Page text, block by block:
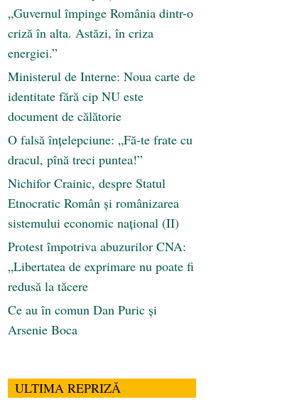
„Guvernul împinge România dintr-o
criză în alta. Astăzi, în criza
energiei.”
Ministerul de Interne: Noua carte de
identitate fără cip NU este
document de călătorie
O falsă înțelepciune: „Fă-te frate cu
dracul, pînă treci puntea!”
Nichifor Crainic, despre Statul
Etnocratic Român şi românizarea
sistemului economic naţional (II)
Protest împotriva abuzurilor CNA:
„Libertatea de exprimare nu poate fi
redusă la tăcere
Ce au în comun Dan Puric şi
Arsenie Boca
ULTIMA REPRIZĂ